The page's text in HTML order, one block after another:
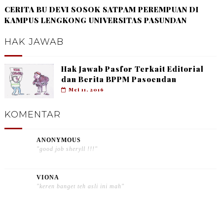
CERITA BU DEVI SOSOK SATPAM PEREMPUAN DI
KAMPUS LENGKONG UNIVERSITAS PASUNDAN
HAK JAWAB
Hak Jawab Pasfor Terkait Editorial
dan Berita BPPM Pasoendan
Mei 11, 2016
KOMENTAR
ANONYMOUS
"good job sheryll !!!"
VIONA
"keren banget teh asli ini mah"